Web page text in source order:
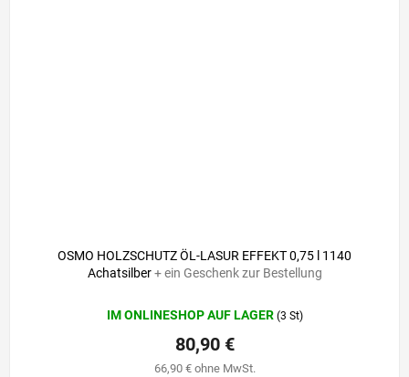
OSMO HOLZSCHUTZ ÖL-LASUR EFFEKT 0,75 l 1140
Achatsilber+ ein Geschenk zur Bestellung
IM ONLINESHOP AUF LAGER (3 St)
66,90 € ohne MwSt.
80,90 €